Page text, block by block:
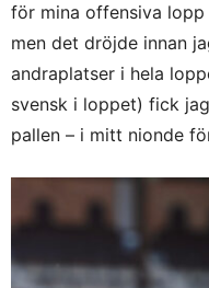
för mina offensiva
men det dröjde innan
andraplatser i hela
svensk i loppet) fick
pallen – i mitt nionde